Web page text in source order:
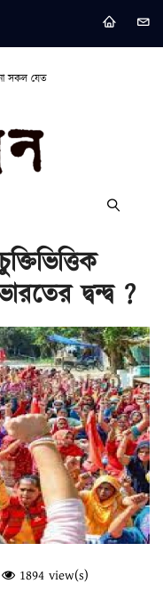
সকল যেত
দ্বন্দ্ব ?
1894 view(s)